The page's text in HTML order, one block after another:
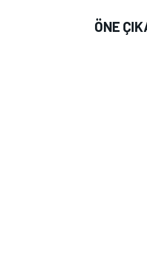
MOTOSİKLET
ÖNE